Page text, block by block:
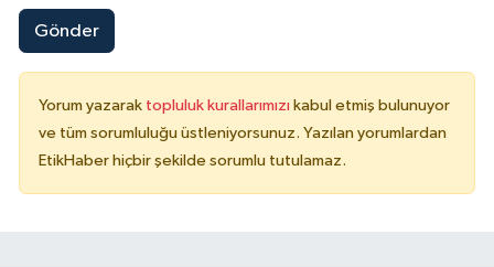
Gönder
Yorum yazarak topluluk kurallarımızı kabul etmiş bulunuyor
ve tüm sorumluluğu üstleniyorsunuz. Yazılan yorumlardan
EtikHaber hiçbir şekilde sorumlu tutulamaz.